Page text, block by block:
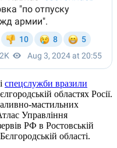
спецслужби вразили
областях Росії.
мастильних
Управління
РФ в Ростовській
області.